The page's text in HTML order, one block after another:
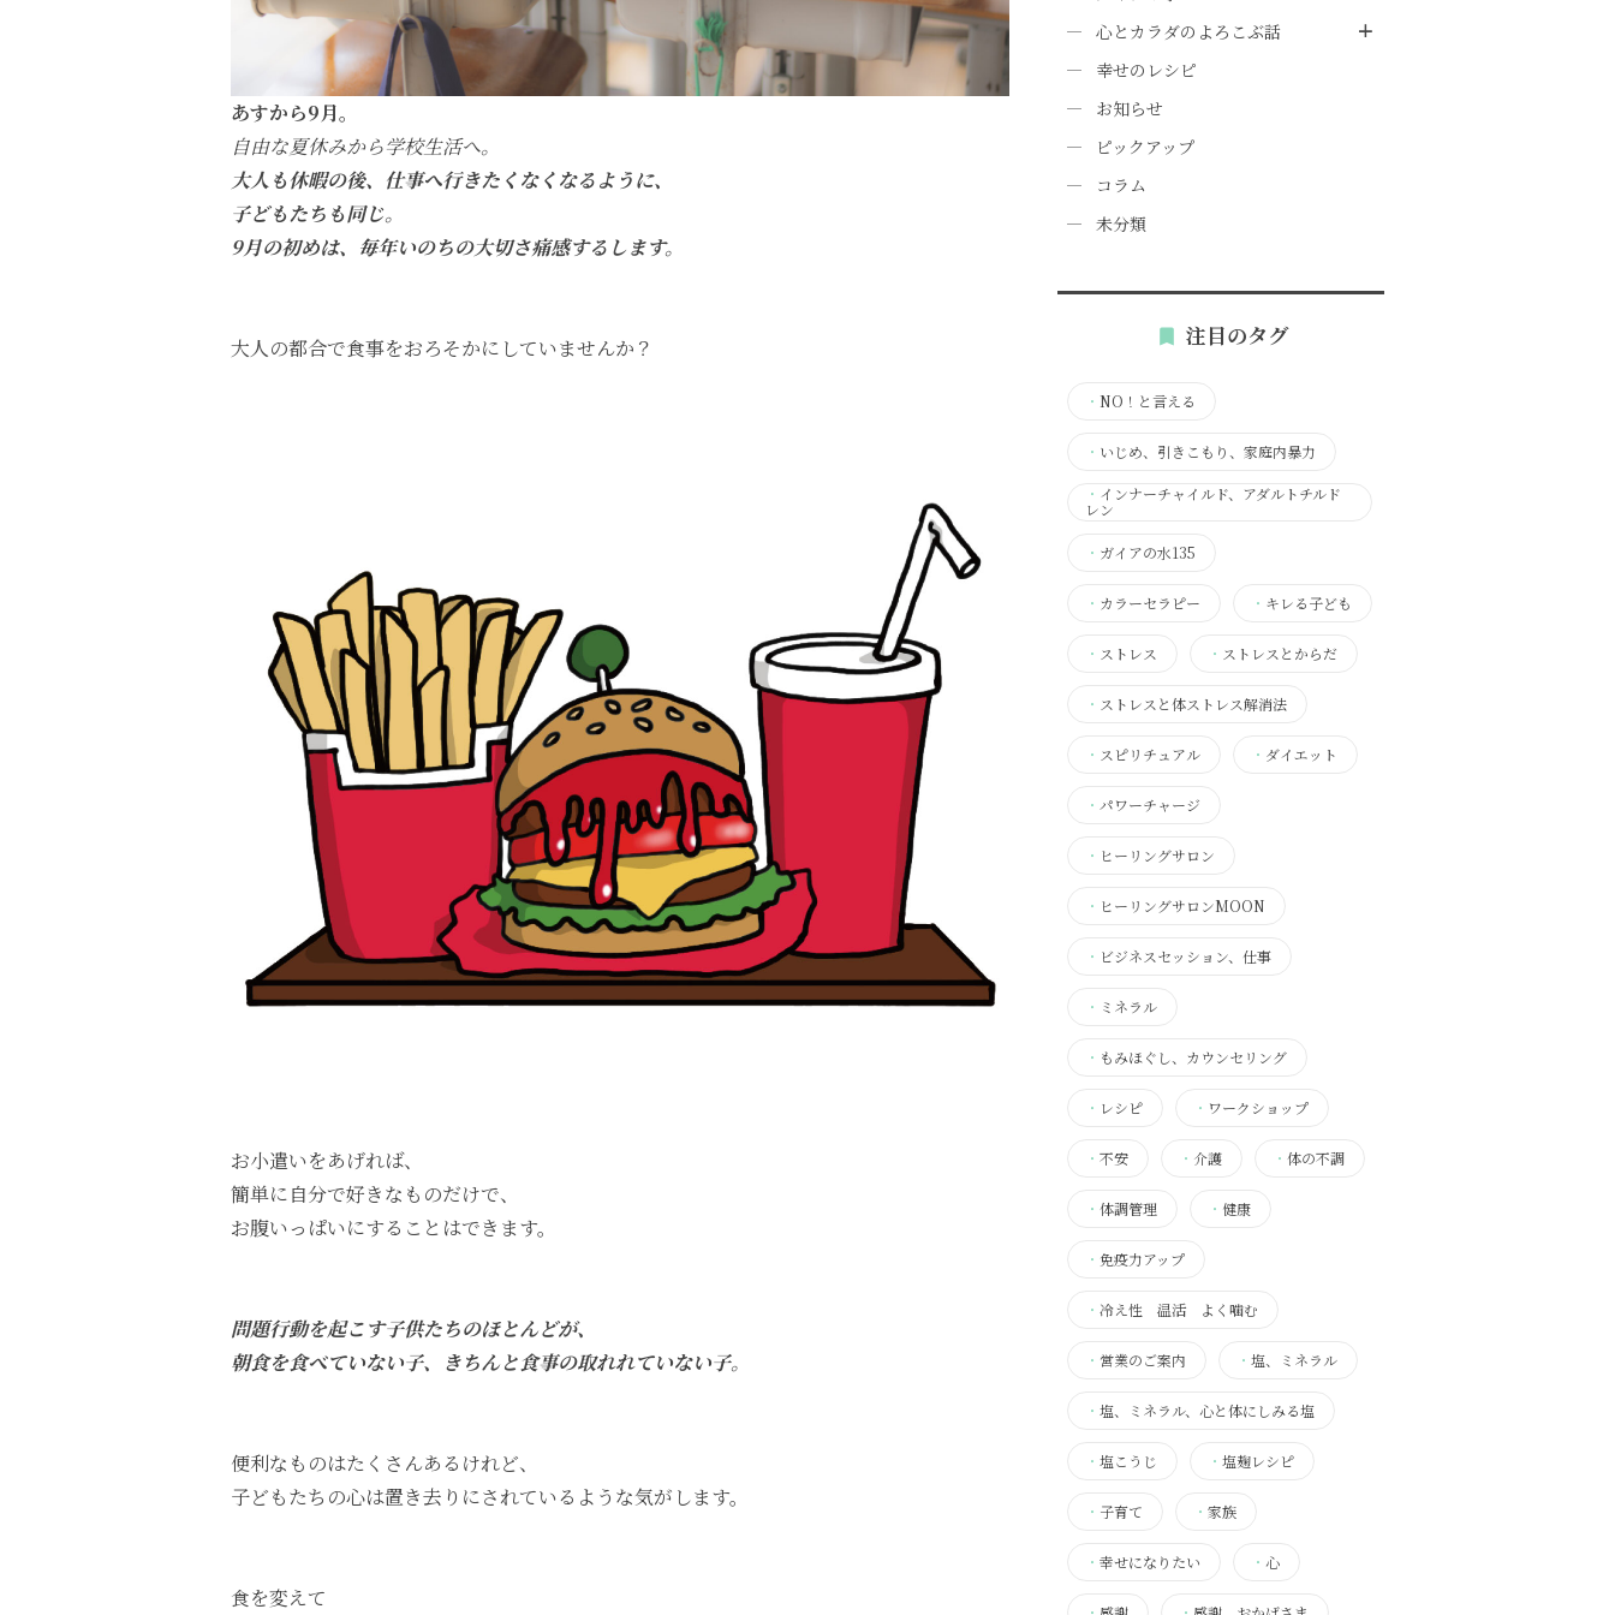
あすから9月。
自由な夏休みから学校生活へ。
大人も休暇の後、仕事へ行きたくなくなるように、
子どもたちも同じ。
9月の初めは、毎年いのちの大切さ痛感するします。
大人の都合で食事をおろそかにしていませんか？
お小遣いをあげれば、
簡単に自分で好きなものだけで、
お腹いっぱいにすることはできます。
問題行動を起こす子供たちのほとんどが、
朝食を食べていない子、きちんと食事の取れれていない子。
便利なものはたくさんあるけれど、
子どもたちの心は置き去りにされているような気がします。
食を変えて
心とカラダのよろこぶ話
幸せのレシピ
お知らせ
ピックアップ
コラム
未分類
注目のタグ
・ NO！と言える
・ いじめ、引きこもり、家庭内暴力
・ インナーチャイルド、アダルトチルド
レン
・ ガイアの水135
・ カラーセラピー ・ キレる子ども
・ ストレス ・ ストレスとからだ
・ ストレスと体ストレス解消法
・ スピリチュアル ・ ダイエット
・ パワーチャージ
・ ヒーリングサロン
・ ヒーリングサロンMOON
・ ビジネスセッション、仕事
・ ミネラル
・ もみほぐし、カウンセリング
・ レシピ ・ ワークショップ
・ 不安 ・ 介護 ・ 体の不調
・ 体調管理 ・ 健康
・ 免疫力アップ
・ 冷え性 温活 よく噛む
・ 営業のご案内 ・ 塩、ミネラル
・ 塩、ミネラル、心と体にしみる塩
・ 塩こうじ ・ 塩麹レシピ
・ 子育て ・ 家族
・ 幸せになりたい ・ 心